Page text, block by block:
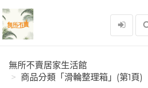
無所不賣居家生活館
無所不賣居家生活館
商品分類「滑輪整理箱」(第1頁)